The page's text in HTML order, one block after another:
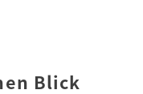
Blick